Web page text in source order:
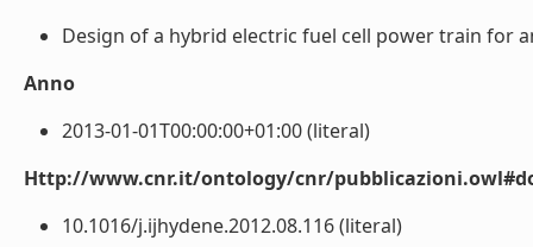
Design of a hybrid electric fuel cell power train for
Anno
2013-01-01T00:00:00+01:00 (literal)
Http://www.cnr.it/ontology/cnr/
10.1016/j.ijhydene.2012.08.116 (literal)